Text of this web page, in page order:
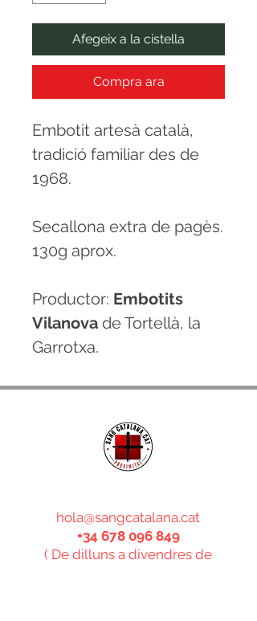
Afegeix a la cistella
Compra ara
Embotit artesà català,
tradició familiar des de
1968.
Secallona extra de pagès.
130g aprox.
Productor: Embotits
Vilanova de Tortellà, la
Garrotxa.
hola@sangcatalana.cat
+34 678 096 849
( De dilluns a divendres de